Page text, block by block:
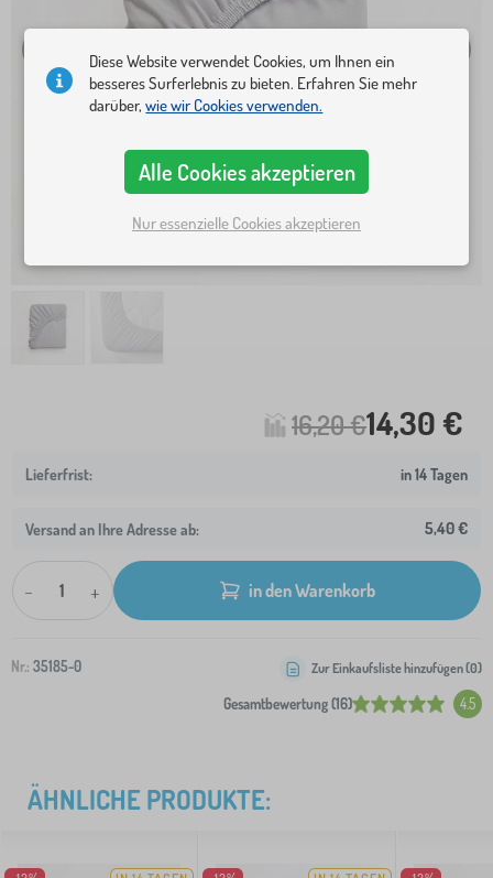
16,20 €14,30 €
in 14 Tagen
Versand an Ihre Adresse ab: 5,40 €
- + in den Warenkorb
Nr.: 35185-0
Gesamtbewertung (16) 4.5
Zur Einkaufsliste hinzufügen (0)
ÄHNLICHE PRODUKTE:
Diese Website verwendet Cookies, um Ihnen ein
besseres Surferlebnis zu bieten. Erfahren Sie mehr
darüber,wie wir Cookies verwenden.
Alle Cookies akzeptieren
Nur essenzielle Cookies akzeptieren